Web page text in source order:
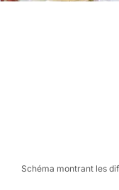
Schéma montrant les